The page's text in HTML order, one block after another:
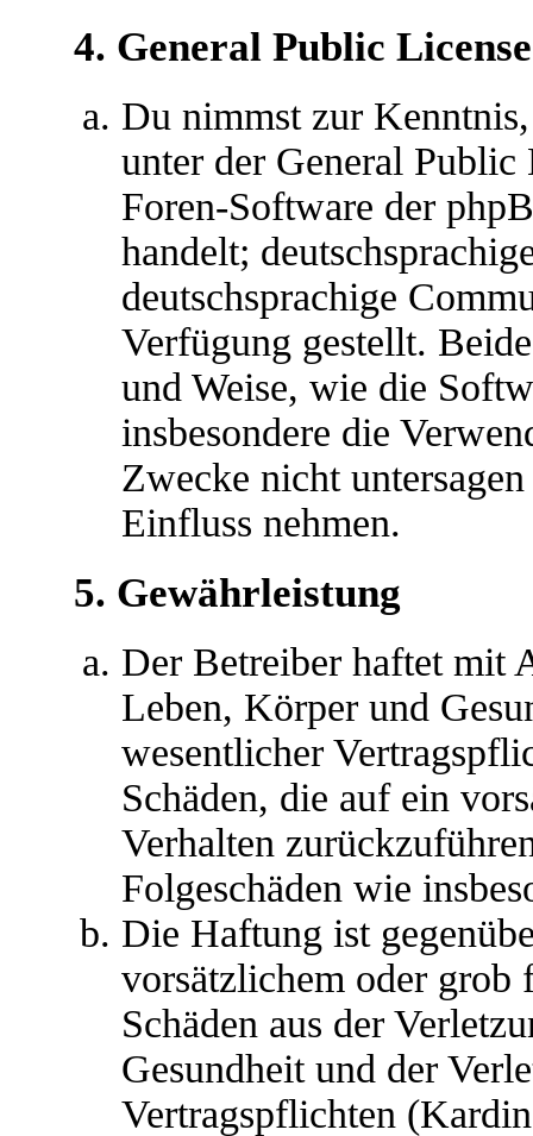
4. General Public License
Du nimmst zur
unter der General
Foren-Software der
handelt;
deutschsprachige
Verfügung gestellt.
und Weise, wie die
insbesondere die
Zwecke nicht
Einfluss nehmen.
5. Gewährleistung
Der Betreiber haftet mit
Leben, Körper und
wesentlicher
Schäden, die auf ein
Verhalten
Folgeschäden wie
Die Haftung ist
vorsätzlichem oder grob
Schäden aus der
Gesundheit und der
Vertragspflichten